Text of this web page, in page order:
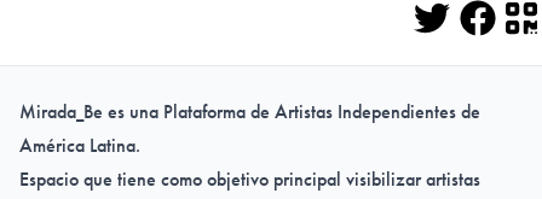
Twitter
Mirada_Be es una Plataforma de Artistas Independientes de
América Latina.
Espacio que tiene como objetivo principal visibilizar artistas